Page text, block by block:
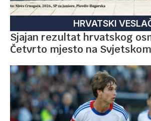
HRVATSKI
Sjajan rezultat hrvatskog
Četvrto mjesto na